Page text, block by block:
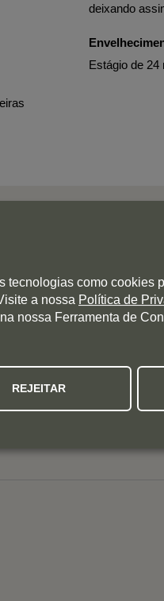
deixando
Estágio de
tecnologias como cookies
a nossa Política de
nossa Ferramenta de
REJEITAR